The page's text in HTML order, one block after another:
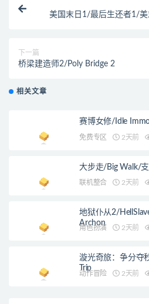
美国末日1/最后生还者1/美
下一篇
桥梁建造师2/Poly Bridge 2
相关文章
赛博女修/Idle
免费专区 2天前
大步走/Big Walk/
联机整合 2天前
地狱仆从2/
Archon
角色扮演 2天前
漩光奇旅：争分夺
Trip
动作冒险 2天前